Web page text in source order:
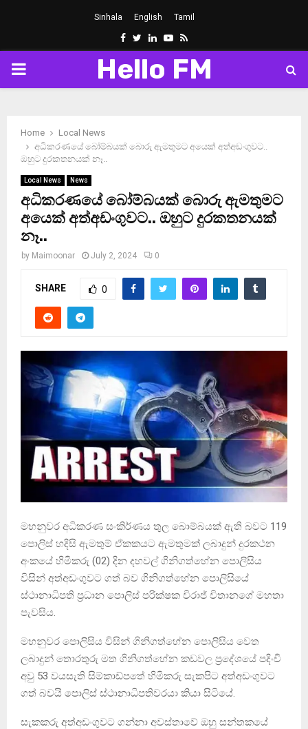
Sinhala English Tamil
Facebook
Twitter
LinkedinYoutube
Rss
PRIMARY
Hello FM
Home
Local News
අධිකරණයේ බෝම්බයක් බොරු ඇමතුමට අයෙක් අත්අඩංගුවට..
ඔහුට දුරකතනයක් නෑ..
Local News News
අධිකරණයේ බෝම්බයක් බොරු ඇමතුමට
අයෙක් අත්අඩංගුවට.. ඔහුට දුරකතනයක්
නෑ..
by Maimoonar July 2, 2024 0
SHARE 0
මහනුවර අධිකරණ සංකිර්ණය තුල බොම්බයක් ඇති බවට 119
පොලිස් හදිසි ඇමතුම් ඒකකයට ඇමතුමක් ලබාදුන් දුරකථන
අංකයේ හිමිකරු (02) දින දහවල් ගිනිගත්හේන පොලිසිය
විසින් අත්අඩංගුවට ගත් බව ගිනිගත්හේන පොලිසියේ
ස්ථානාධිපති ප්‍රධාන පොලිස් පරික්ෂක විරාජ් විතානගේ මහතා
පැවසිය.
මහනුවර පොලිසිය විසින් ගිනිගත්හේන පොලිසිය වෙත
ලබාදුන් තොරතුරු මත ගිනිගත්හේන කඩවල ප්‍රදේශයේ පදිංචි
අවු 53 වයසැති සිම්කාඩ්පතේ හිමිකරු සැකපිට අත්අඩංගුවට
ගත් බවයි පොලිස් ස්ථානාධිපතිවරයා කියා සිටියේ.
සැකකරු අත්අඩංගුවට ගන්නා අවස්තාවේ ඔහු සන්තකයේ